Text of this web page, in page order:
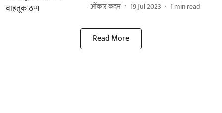
ओंकार कदम 19 Jul 2023 1 min read
Read More